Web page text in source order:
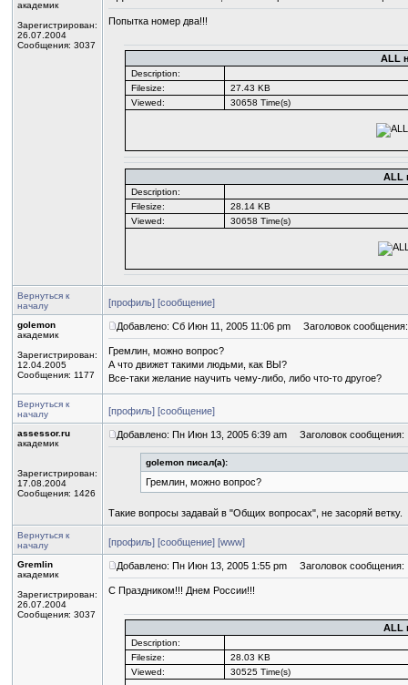
академик
Зарегистрирован:
26.07.2004
Сообщения: 3037
Попытка номер два!!!
ALL
Description:
Filesize:
27.43 KB
Viewed:
30658 Time(s)
ALL
Description:
Filesize:
28.14 KB
Viewed:
30658 Time(s)
Вернуться к
началу
[профиль] [сообщение]
golemon
академик
Зарегистрирован:
12.04.2005
Сообщения: 1177
Добавлено: Сб Июн 11, 2005 11:06 pm Заголовок сообщения:
Гремлин, можно вопрос?
А что движет такими людьми, как ВЫ?
Все-таки желание научить чему-либо, либо что-то другое?
Вернуться к
началу
[профиль] [сообщение]
assessor.ru
академик
Зарегистрирован:
17.08.2004
Сообщения: 1426
Добавлено: Пн Июн 13, 2005 6:39 am Заголовок сообщения:
golemon писал(а):
Гремлин, можно вопрос?
Такие вопросы задавай в "Общих вопросах", не засоряй ветку.
Вернуться к
началу
[профиль] [сообщение] [www]
Gremlin
академик
Зарегистрирован:
26.07.2004
Сообщения: 3037
Добавлено: Пн Июн 13, 2005 1:55 pm Заголовок сообщения:
С Праздником!!! Днем России!!!
ALL
Description:
Filesize:
28.03 KB
Viewed:
30525 Time(s)